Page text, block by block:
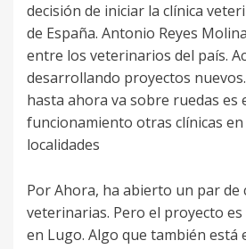
decisión de iniciar la clínica
de España. Antonio Reyes
entre los veterinarios del país.
desarrollando proyectos
hasta ahora va sobre ruedas es
funcionamiento otras clínicas
localidades
Por Ahora, ha abierto un par de
veterinarias. Pero el proyecto
en Lugo. Algo que también está